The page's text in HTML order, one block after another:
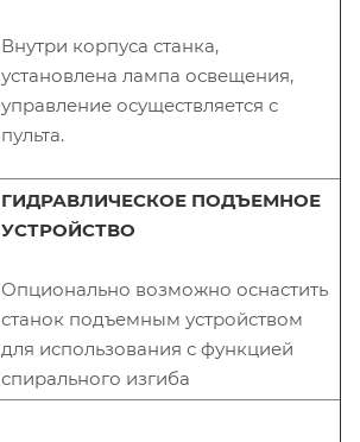
Внутри корпуса станка,
установлена лампа освещения,
управление осуществляется с
пульта.
ГИДРАВЛИЧЕСКОЕ ПОДЪЕМНОЕ
УСТРОЙСТВО
Опционально возможно оснастить
станок подъемным устройством
для использования с функцией
спирального изгиба